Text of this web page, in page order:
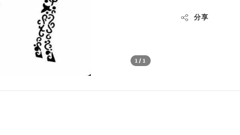
1/1
分享